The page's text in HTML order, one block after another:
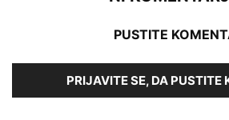
PUSTITE
PRIJAVITE SE, DA PUSTITE